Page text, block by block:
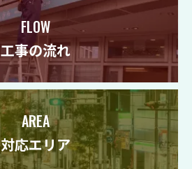
FLOW
工事の流れ
AREA
対応エリア